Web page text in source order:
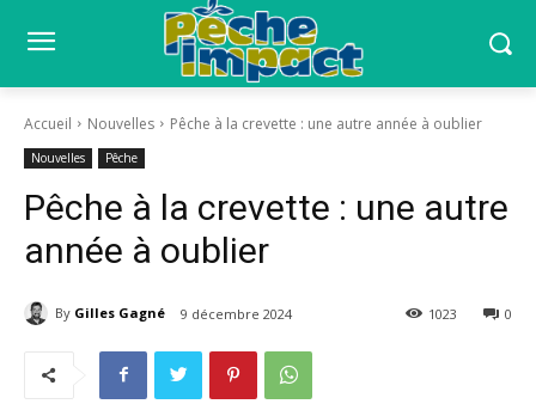
Accueil Nouvelles Pêche à la crevette : une autre année à oublier
Nouvelles Pêche
Pêche à la crevette : une autre
année à oublier
By Gilles Gagné 9 décembre 2024 0
1023